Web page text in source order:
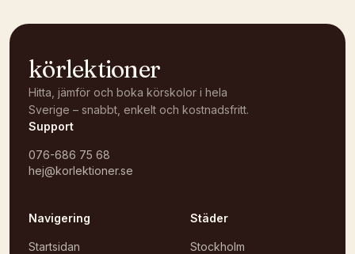
körlektioner
Hitta, jämför och boka körskolor i hela
Sverige – snabbt, enkelt och kostnadsfritt.
Support
076-686 75 68
hej@korlektioner.se
Navigering
Startsidan
Städer
Stockholm